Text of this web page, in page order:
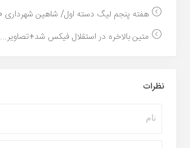
هفته پنجم لیگ دسته اول/ شاهین شهرداری 0 شهرداری ...
متین بالاخره در استقلال فیکس شد+تصاویر...
نظرات